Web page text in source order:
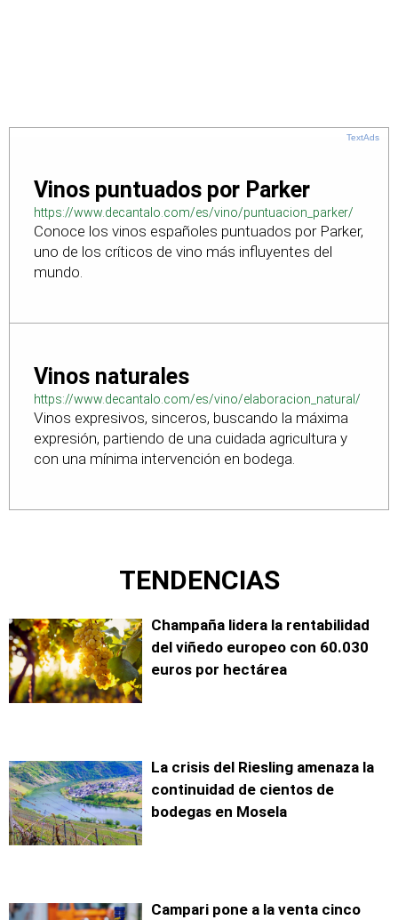
TextAds
Vinos puntuados por Parker
https://www.decantalo.com/es/vino/puntuacion_parker/
Conoce los vinos españoles puntuados por Parker,
uno de los críticos de vino más influyentes del
mundo.
Vinos naturales
https://www.decantalo.com/es/vino/elaboracion_natural/
Vinos expresivos, sinceros, buscando la máxima
expresión, partiendo de una cuidada agricultura y
con una mínima intervención en bodega.
TENDENCIAS
Champaña lidera la rentabilidad
del viñedo europeo con 60.030
euros por hectárea
La crisis del Riesling amenaza la
continuidad de cientos de
bodegas en Mosela
Campari pone a la venta cinco